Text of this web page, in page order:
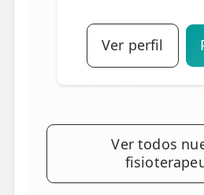
Ver perfil
Ver todos